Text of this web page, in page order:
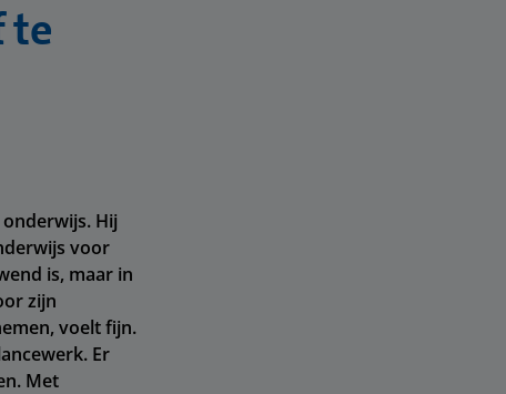
te
Hij
voor
is, maar in
zijn
voelt fijn.
Er
Met